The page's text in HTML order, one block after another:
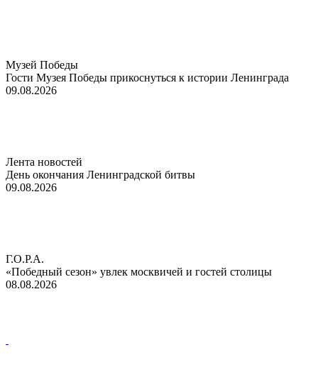
Музей Победы
Гости Музея Победы прикоснуться к истории Ленинграда
09.08.2026
Лента новостей
День окончания Ленинградской битвы
09.08.2026
Г.О.Р.А.
«Победный сезон» увлек москвичей и гостей столицы
08.08.2026